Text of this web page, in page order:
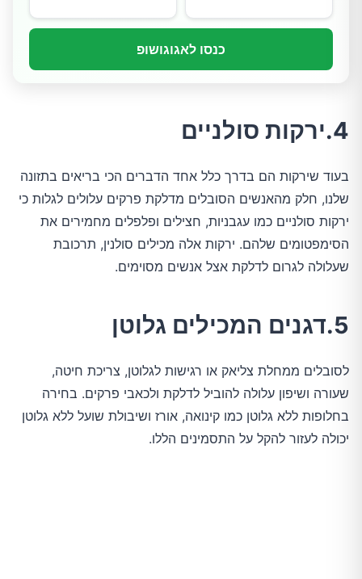
כנסו לאגוגושופ
4.ירקות סולניים
בעוד שירקות הם בדרך כלל אחד הדברים הכי בריאים בתזונה
שלנו, חלק מהאנשים הסובלים מדלקת פרקים עלולים לגלות כי
ירקות סולניים כמו עגבניות, חצילים ופלפלים מחמירים את
הסימפטומים שלהם. ירקות אלה מכילים סולנין, תרכובת
שעלולה לגרום לדלקת אצל אנשים מסוימים.
5.דגנים המכילים גלוטן
לסובלים ממחלת צליאק או רגישות לגלוטן, צריכת חיטה,
שעורה ושיפון עלולה להוביל לדלקת ולכאבי פרקים. בחירה
בחלופות ללא גלוטן כמו קינואה, אורז ושיבולת שועל ללא גלוטן
יכולה לעזור להקל על התסמינים הללו.